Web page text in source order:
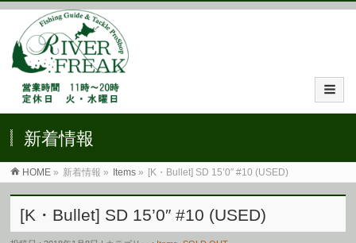
新着情報
HOME » 新着情報 » Items » [K・Bullet] SD 15’0″ #10 (USED)
[K・Bullet] SD 15’0″ #10 (USED)